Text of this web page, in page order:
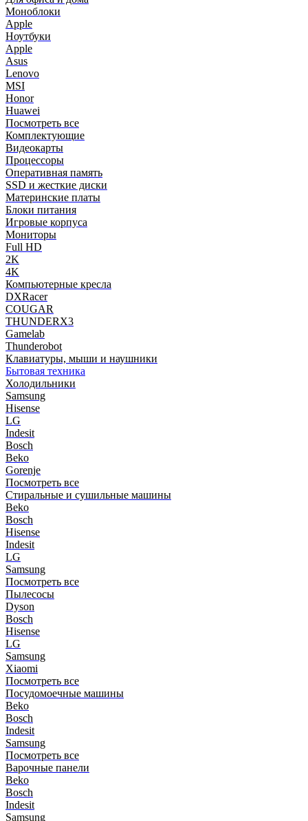
Моноблоки
Apple
Ноутбуки
Apple
Asus
Lenovo
MSI
Honor
Huawei
Посмотреть все
Комплектующие
Видеокарты
Процессоры
Оперативная память
SSD и жесткие диски
Материнские платы
Блоки питания
Игровые корпуса
Мониторы
Full HD
2K
4K
Компьютерные кресла
DXRacer
COUGAR
THUNDERX3
Gamelab
Thunderobot
Клавиатуры, мыши и наушники
Бытовая техника
Холодильники
Samsung
Hisense
LG
Indesit
Bosch
Beko
Gorenje
Посмотреть все
Стиральные и сушильные машины
Beko
Bosch
Hisense
Indesit
LG
Samsung
Посмотреть все
Пылесосы
Dyson
Bosch
Hisense
LG
Samsung
Xiaomi
Посмотреть все
Посудомоечные машины
Beko
Bosch
Indesit
Samsung
Посмотреть все
Варочные панели
Beko
Bosch
Indesit
Samsung